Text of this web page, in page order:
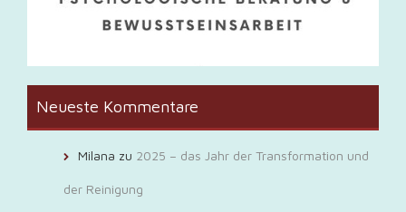
Neueste Kommentare
Milana zu 2025 – das Jahr der Transformation und
der Reinigung